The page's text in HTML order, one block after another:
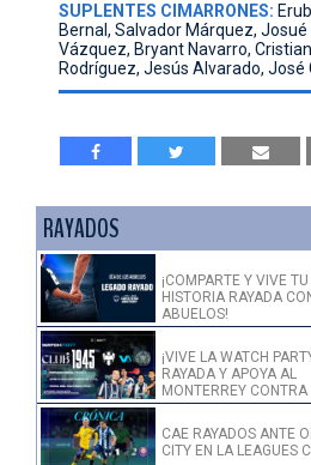
SUPLENTES CIMARRONES:
Bernal, Salvador Márquez, Josué
Vázquez, Bryant Navarro,
Rodríguez, Jesús Alvarado, José
RAYADOS
¡COMPARTE Y VIVE TU
HISTORIA RAYADA
ABUELOS!
¡VIVE LA WATCH
RAYADA Y APOYA AL
MONTERREY
CAE RAYADOS ANTE
CITY EN LA LEAGUES